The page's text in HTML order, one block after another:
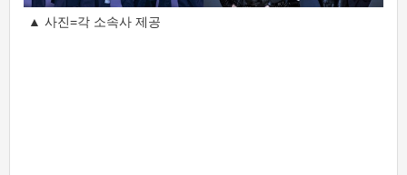
▲ 사진=각 소속사 제공